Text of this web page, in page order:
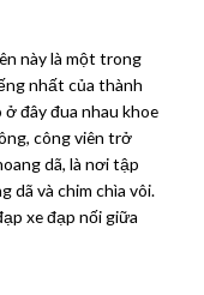
này là một trong
nhất của thành
ở đây đua nhau khoe
công viên trở
dã, là nơi tập
dã và chim chìa vôi.
xe đạp nối giữa